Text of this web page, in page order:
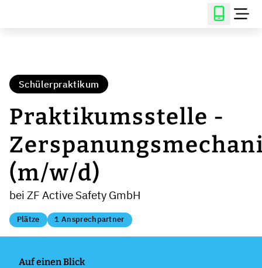
Schülerpraktikum
Praktikumsstelle -
(m/w/d)
bei ZF Active Safety GmbH
Plätze 1 Ansprechpartner
Auf einen Blick